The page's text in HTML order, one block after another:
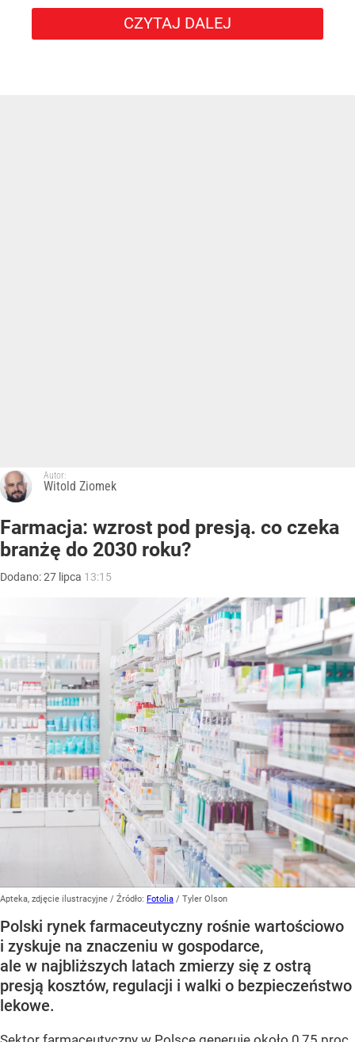
CZYTAJ DALEJ
Autor:
Witold Ziomek
Farmacja: wzrost pod presją. co czeka
branżę do 2030 roku?
Dodano:27 lipca 13:15
Apteka, zdjęcie ilustracyjne / Źródło: Fotolia / Tyler Olson
Polski rynek farmaceutyczny rośnie wartościowo
i zyskuje na znaczeniu w gospodarce,
ale w najbliższych latach zmierzy się z ostrą
presją kosztów, regulacji i walki o bezpieczeństwo
lekowe.